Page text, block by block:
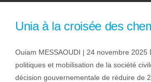
Unia à la croisée des
Ouiam MESSAOUDI | 24 novembre 2025
politiques et mobilisation de la société
décision gouvernementale de réduire de